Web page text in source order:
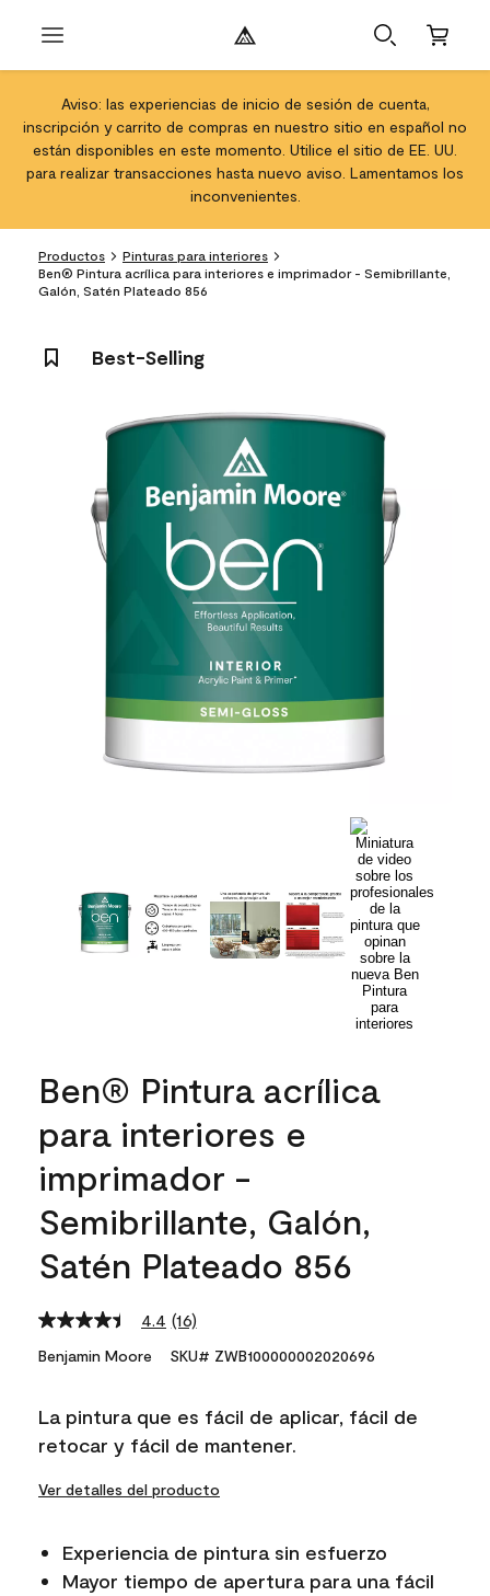
Aviso: las experiencias de inicio de sesión de cuenta,
inscripción y carrito de compras en nuestro sitio en español no
están disponibles en este momento. Utilice el sitio de EE. UU.
para realizar transacciones hasta nuevo aviso. Lamentamos los
inconvenientes.
Productos
Pinturas para interiores
Ben® Pintura acrílica para interiores e imprimador - Semibrillante,
Galón, Satén Plateado 856
Best-Selling
Ben® Pintura acrílica
para interiores e
imprimador -
Semibrillante, Galón,
Satén Plateado 856
4.4 Read
16
Reviews.
link.
(16)
Benjamin Moore SKU# ZWB100000002020696
La pintura que es fácil de aplicar, fácil de
retocar y fácil de mantener.
Ver detalles del producto
Experiencia de pintura sin esfuerzo
Mayor tiempo de apertura para una fácil